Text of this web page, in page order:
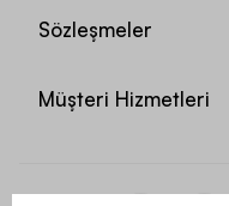
Sözleşmeler
Müşteri Hizmetleri